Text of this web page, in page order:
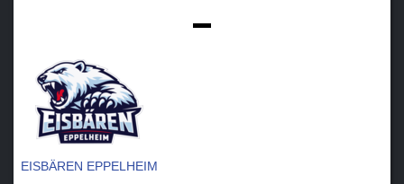
-
EISBÄREN EPPELHEIM